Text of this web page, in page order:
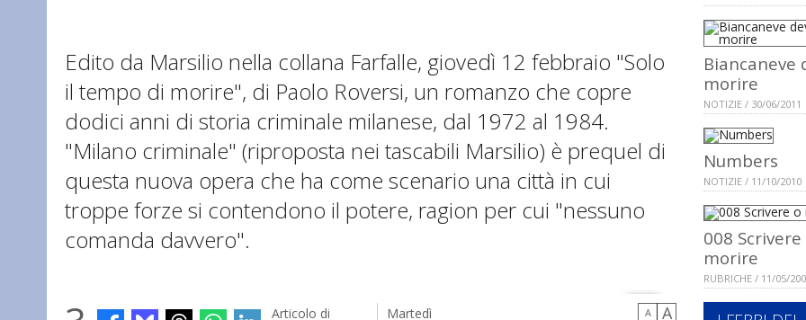
Edito da Marsilio nella collana Farfalle, giovedì 12 febbraio "Solo
il tempo di morire", di Paolo Roversi, un romanzo che copre
dodici anni di storia criminale milanese, dal 1972 al 1984.
"Milano criminale" (riproposta nei tascabili Marsilio) è prequel di
questa nuova opera che ha come scenario una città in cui
troppe forze si contendono il potere, ragion per cui "nessuno
comanda davvero".
Articolo di
Martedì
A A
Biancaneve
morire
NOTIZIE / 30/06/2011
Numbers
NOTIZIE / 11/10/2010
008 Scrivere
morire
RUBRICHE / 11/05/